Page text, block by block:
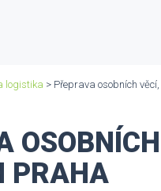
logistika > Přeprava osobních
PRAHA